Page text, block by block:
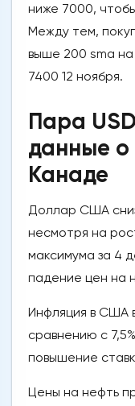
ниже 7000,
Между тем,
выше 200 sma на
7400 12 ноября.
Пара
данные о
Канаде
Доллар США
несмотря на
максимума за 4
падение цен на
Инфляция в США
сравнению с
повышение
Цены на нефть